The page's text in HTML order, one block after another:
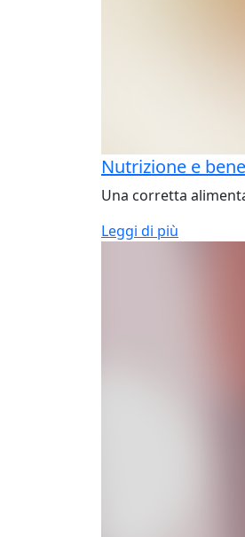
Nutrizione e
Una corretta
Leggi di più